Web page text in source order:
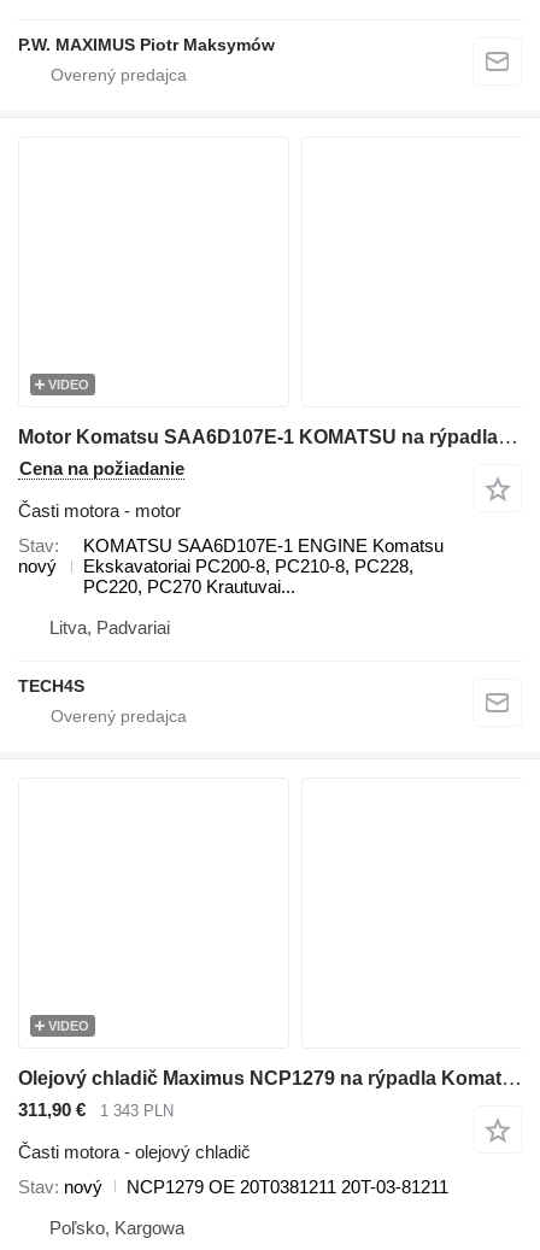
P.W. MAXIMUS Piotr Maksymów
VIDEO
Motor Komatsu SAA6D107E-1 KOMATSU na rýpadla Komatsu PC200-8, PC210-8, PC228, PC220, PC270, WA200, WA250, WA270, WA320, WA380
Cena na požiadanie
Časti motora - motor
Stav
nový
KOMATSU SAA6D107E-1 ENGINE Komatsu
Ekskavatoriai PC200-8, PC210-8, PC228,
PC220, PC270 Krautuvai...
Litva, Padvariai
TECH4S
VIDEO
Olejový chladič Maximus NCP1279 na rýpadla Komatsu PC35R PC40R PC45R PC30R
311,90 € 1 343 PLN
Časti motora - olejový chladič
Stav nový
NCP1279 OE 20T0381211 20T-03-81211
Poľsko, Kargowa